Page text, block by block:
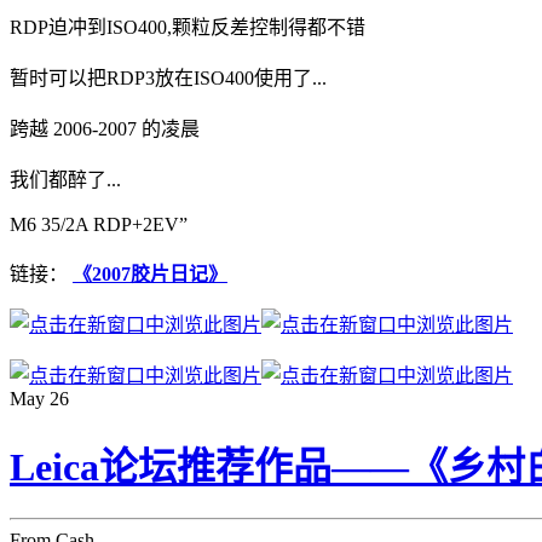
RDP迫冲到ISO400,颗粒反差控制得都不错
暂时可以把RDP3放在ISO400使用了...
跨越 2006-2007 的凌晨
我们都醉了...
M6 35/2A RDP+2EV”
链接： 《2007胶片日记》
May 26
Leica论坛推荐作品——《乡村